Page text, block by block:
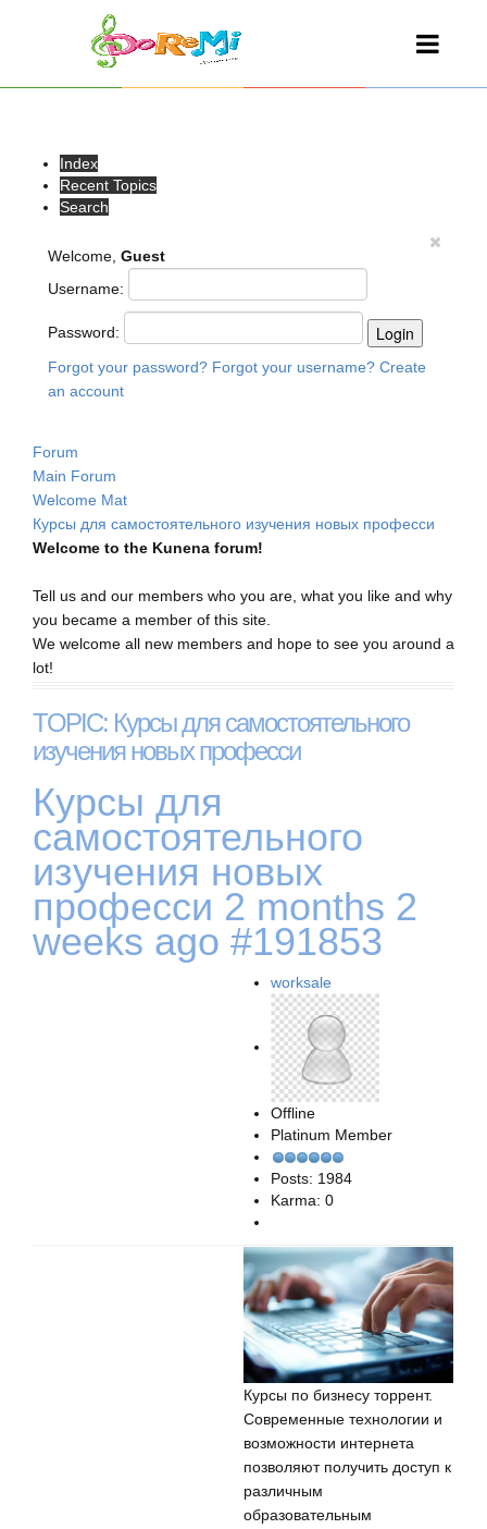
Index
Recent Topics
Search
Welcome, Guest
Username:
Password:
Forgot your password? Forgot your username? Create
an account
Forum
Main Forum
Welcome Mat
Курсы для самостоятельного изучения новых професси
Welcome to the Kunena forum!
Tell us and our members who you are, what you like and why
you became a member of this site.
We welcome all new members and hope to see you around a
lot!
TOPIC: Курсы для самостоятельного
изучения новых професси
Курсы для
самостоятельного
изучения новых
професси 2 months 2
weeks ago #191853
worksale
Offline
Platinum Member
Posts: 1984
Karma: 0
Курсы по бизнесу торрент.
Современные технологии и
возможности интернета
позволяют получить доступ к
различным
образовательным